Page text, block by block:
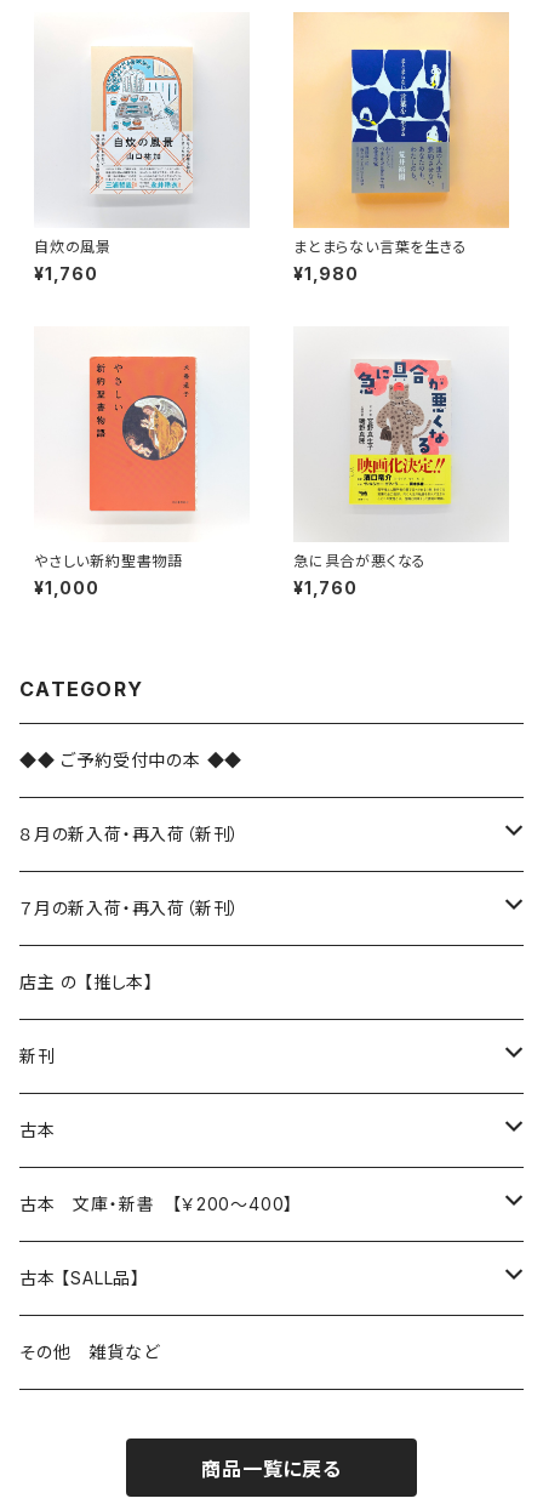
自炊の風景
¥1,760
まとまらない言葉を生きる
¥1,980
やさしい新約聖書物語
¥1,000
急に具合が悪くなる
¥1,760
CATEGORY
◆◆ ご予約受付中の本 ◆◆
８月の新入荷・再入荷（新刊）
新入荷
再入荷
７月の新入荷・再入荷（新刊）
新入荷
再入荷
店主 の 【推し本】
新刊
本 の あれこれ
読書のこと
本屋のこと
文芸
近代小説 エッセイ 戯曲（日本人作家）
現代小説 エッセイ 戯曲（日本人作家）
現代小説 エッセイ 戯曲（外国人作家）
日々 の できこと
日常の 風景 群像
生き方 ライフスタイル
人生 生き方 について考える
食べ物 料理
古本
本 の あれこれ
読書のこと
本屋のこと
日本文学
小説 エッセイ 戯曲（日本人作家）
海外文学
詩（外国人作家）
日常の 風景 群像
生き方 ライフスタイル
古本 文庫・新書 【￥200～400】
日本文学
小説 エッセイ 戯曲
海外文学
古本 【SALL品】
20％OFF
その他 雑貨など
商品一覧に戻る